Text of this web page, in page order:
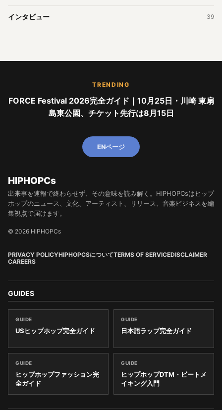
インタビュー 39
TRENDING
FORCE Festival 2026完全ガイド｜10月25日・川崎 東扇
島東公園、チケット先行は8月15日
ENページ
HIPHOPCs
出来事を速報で終わらせず、その意味を読み解く。HIPHOPCsはヒップ
ホップのニュース、文化、アーティスト、リリース、音楽ビジネスを編
集視点で届けます。
© 2026 HIPHOPCs
PRIVACY POLICYHIPHOPCSについてTERMS OF SERVICEDISCLAIMER
CAREERS
GUIDES
GUIDE
USヒップホップ完全ガイド
GUIDE
日本語ラップ完全ガイド
GUIDE
ヒップホップファッション完
全ガイド
GUIDE
ヒップホップDTM・ビートメ
イキング入門